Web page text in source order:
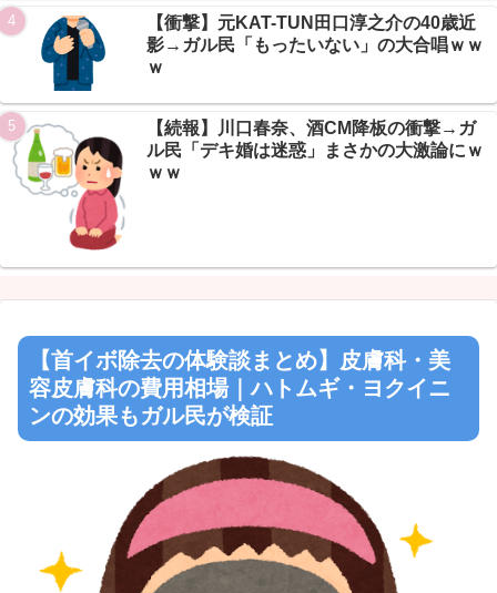
【衝撃】元KAT-TUN田口淳之介の40歳近
影→ガル民「もったいない」の大合唱ｗｗ
ｗ
【続報】川口春奈、酒CM降板の衝撃→ガ
ル民「デキ婚は迷惑」まさかの大激論にｗ
ｗｗ
【首イボ除去の体験談まとめ】皮膚科・美
容皮膚科の費用相場｜ハトムギ・ヨクイニ
ンの効果もガル民が検証